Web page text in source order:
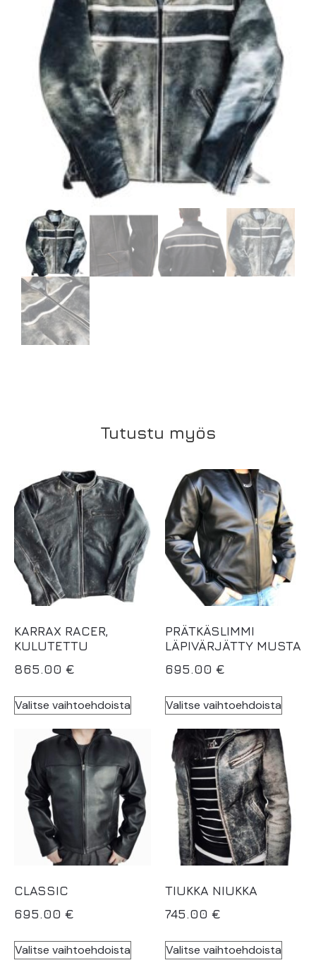
Tutustu myös
KARRAX RACER,
KULUTETTU
865.00 €
Valitse vaihtoehdoista
PRÄTKÄSLIMMI
LÄPIVÄRJÄTTY MUSTA
695.00 €
Valitse vaihtoehdoista
CLASSIC
695.00 €
Valitse vaihtoehdoista
TIUKKA NIUKKA
745.00 €
Valitse vaihtoehdoista